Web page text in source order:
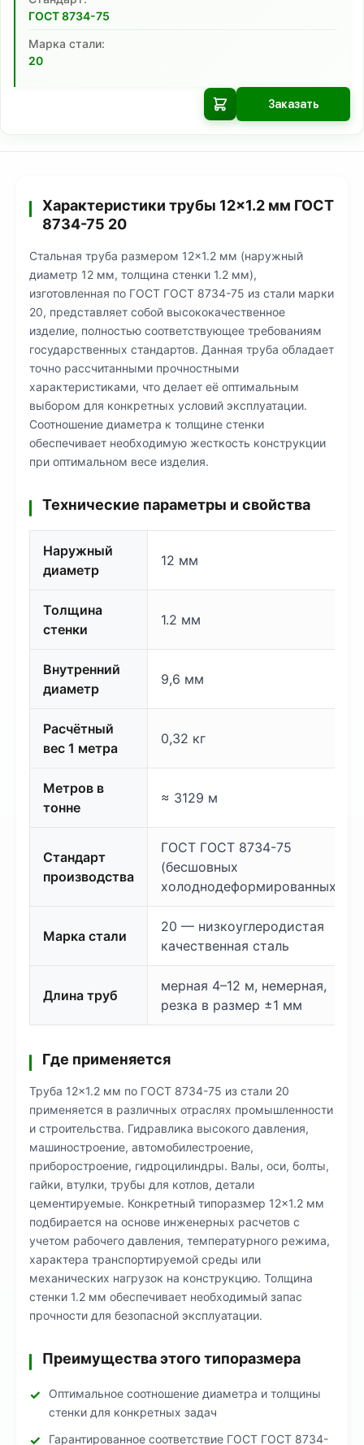
ГОСТ 8734-75
Марка стали:
20
Заказать
Характеристики трубы 12×1.2 мм ГОСТ
8734-75 20
Стальная труба размером 12×1.2 мм (наружный
диаметр 12 мм, толщина стенки 1.2 мм),
изготовленная по ГОСТ ГОСТ 8734-75 из стали марки
20, представляет собой высококачественное
изделие, полностью соответствующее требованиям
государственных стандартов. Данная труба обладает
точно рассчитанными прочностными
характеристиками, что делает её оптимальным
выбором для конкретных условий эксплуатации.
Соотношение диаметра к толщине стенки
обеспечивает необходимую жесткость конструкции
при оптимальном весе изделия.
Технические параметры и свойства
Наружный
диаметр
12 мм
Толщина
стенки
1.2 мм
Внутренний
диаметр
9,6 мм
Расчётный
вес 1 метра
0,32 кг
Метров в
тонне
≈ 3129 м
Стандарт
производства
ГОСТ ГОСТ 8734-75
(бесшовных
холоднодеформированных)
Марка стали
20 — низкоуглеродистая
качественная сталь
Длина труб
мерная 4–12 м, немерная,
резка в размер ±1 мм
Где применяется
Труба 12×1.2 мм по ГОСТ 8734-75 из стали 20
применяется в различных отраслях промышленности
и строительства. Гидравлика высокого давления,
машиностроение, автомобилестроение,
приборостроение, гидроцилиндры. Валы, оси, болты,
гайки, втулки, трубы для котлов, детали
цементируемые. Конкретный типоразмер 12×1.2 мм
подбирается на основе инженерных расчетов с
учетом рабочего давления, температурного режима,
характера транспортируемой среды или
механических нагрузок на конструкцию. Толщина
стенки 1.2 мм обеспечивает необходимый запас
прочности для безопасной эксплуатации.
Преимущества этого типоразмера
Оптимальное соотношение диаметра и толщины
стенки для конкретных задач
Гарантированное соответствие ГОСТ ГОСТ 8734-